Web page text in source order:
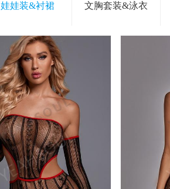
娃娃装&衬裙 文胸套装&泳衣